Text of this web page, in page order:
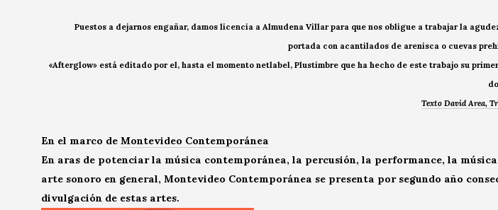
Puestos a dejarnos engañar, damos licencia a Almudena Villar para que nos obligue a trabajar la
portada con acantilados de arenisca o cuevas
«Afterglow» está editado por el, hasta el momento netlabel, Plustimbre que ha hecho de este trabajo su
Texto David Area,
En el marco de Montevideo Contemporánea
En aras de potenciar la música contemporánea, la percusión, la performance, la
arte sonoro en general, Montevideo Contemporánea se presenta por segundo año
divulgación de estas artes.